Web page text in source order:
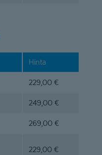
Hinta
229,00 €
249,00 €
269,00 €
229,00 €